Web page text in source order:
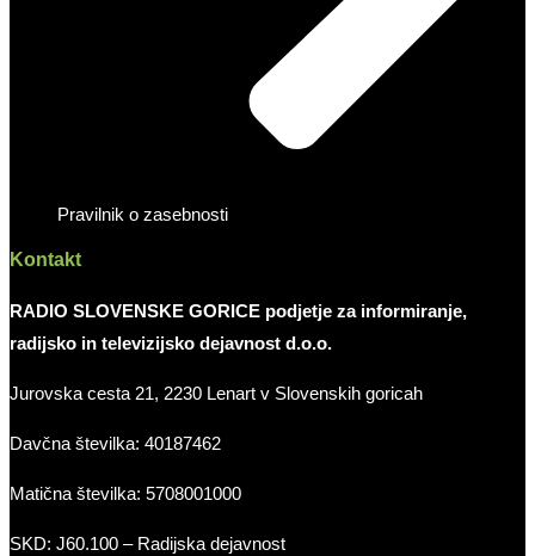
Pravilnik o zasebnosti
Kontakt
RADIO SLOVENSKE GORICE podjetje za informiranje,
radijsko in televizijsko dejavnost d.o.o.
Jurovska cesta 21, 2230 Lenart v Slovenskih goricah
Davčna številka: 40187462
Matična številka: 5708001000
SKD: J60.100 – Radijska dejavnost